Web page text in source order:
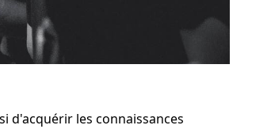
d'acquérir les connaissances